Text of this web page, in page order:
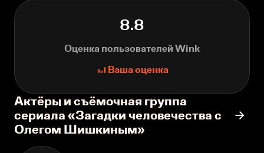
8.8
Оценка пользователей Wink
Ваша оценка
Актёры и съёмочная группа
сериала «Загадки человечества с
Олегом Шишкиным»